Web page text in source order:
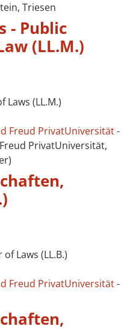
Triesen
- Public
(LL.M.)
Laws (LL.M.)
Freud PrivatUniversität-
PrivatUniversität,
Laws (LL.B.)
Freud PrivatUniversität-